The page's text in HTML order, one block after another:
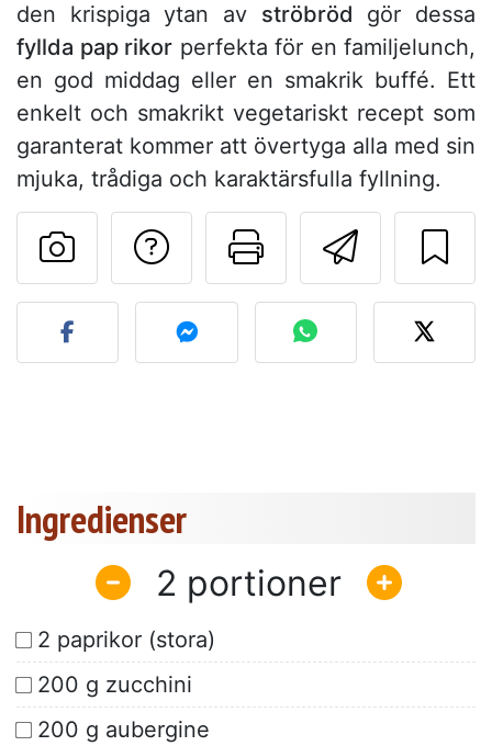
den krispiga ytan av ströbröd gör dessa
fyllda pap rikor perfekta för en familjelunch,
en god middag eller en smakrik buffé. Ett
enkelt och smakrikt vegetariskt recept som
garanterat kommer att övertyga alla med sin
mjuka, trådiga och karaktärsfulla fyllning.
Skriv ut
Ställa en fråga till
Lägg upp ditt foto av
Ingredienser
2
2 paprikor (stora)
200 g zucchini
200 g aubergine